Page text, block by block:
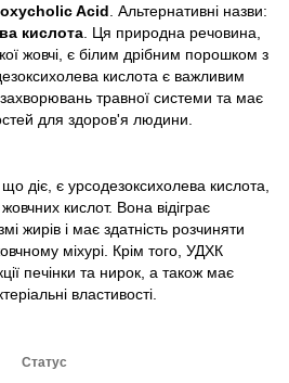
Acid . Альтернативні назви:
кислота . Ця природна речовина,
жовчі, є білим дрібним порошком з
кислота є важливим
травної системи та має
для здоров'я людини.
діє, є урсодезоксихолева кислота,
кислот. Вона відіграє
жирів і має здатність розчиняти
міхурі. Крім того, УДХК
печінки та нирок, а також має
властивості.
Статус